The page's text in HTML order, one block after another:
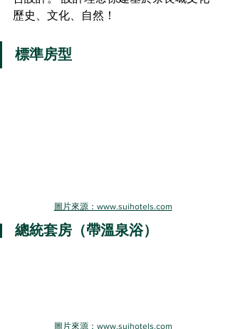
歷史、文化、自然！
標準房型
圖片來源：www.suihotels.com
總統套房（帶溫泉浴）
圖片來源：www.suihotels.com